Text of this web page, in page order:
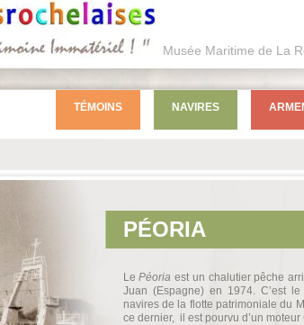
Musée Maritime de La
PÉORIA
LePéoria est un chalutier pêche
Juan (Espagne) en 1974. C’est
navires de la flotte patrimoniale du
ce dernier, il est pourvu d’un
TÉMOINS NAVIRES